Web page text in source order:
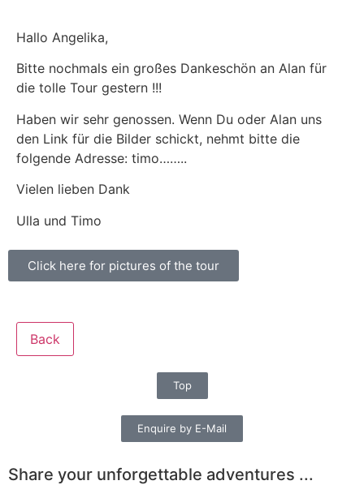
Hallo Angelika,
Bitte nochmals ein großes Dankeschön an Alan für
die tolle Tour gestern !!!
Haben wir sehr genossen. Wenn Du oder Alan uns
den Link für die Bilder schickt, nehmt bitte die
folgende Adresse: timo……..
Vielen lieben Dank
Ulla und Timo
Click here for pictures of the tour
Back
Top
Enquire by E-Mail
Share your unforgettable adventures ...